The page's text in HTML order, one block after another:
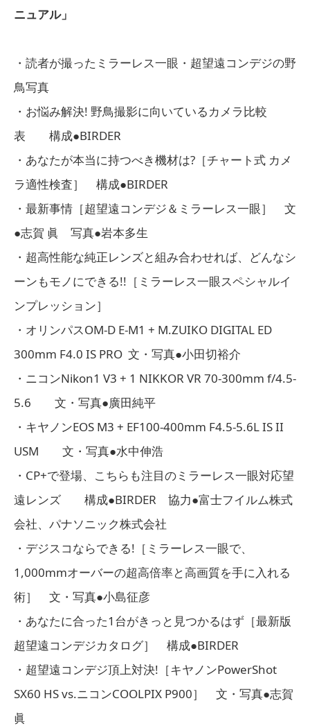
ニュアル」
・読者が撮ったミラーレス一眼・超望遠コンデジの野
鳥写真
・お悩み解決! 野鳥撮影に向いているカメラ比較
表 構成●BIRDER
・あなたが本当に持つべき機材は?［チャート式 カメ
ラ適性検査］ 構成●BIRDER
・最新事情［超望遠コンデジ＆ミラーレス一眼］ 文
●志賀 眞 写真●岩本多生
・超高性能な純正レンズと組み合わせれば、どんなシ
ーンもモノにできる!!［ミラーレス一眼スペシャルイ
ンプレッション］
・オリンパスOM-D E-M1 + M.ZUIKO DIGITAL ED
300mm F4.0 IS PRO 文・写真●小田切裕介
・ニコンNikon1 V3 + 1 NIKKOR VR 70-300mm f/4.5-
5.6 文・写真●廣田純平
・キヤノンEOS M3 + EF100-400mm F4.5-5.6L IS II
USM 文・写真●水中伸浩
・CP+で登場、こちらも注目のミラーレス一眼対応望
遠レンズ 構成●BIRDER 協力●富士フイルム株式
会社、パナソニック株式会社
・デジスコならできる!［ミラーレス一眼で、
1,000mmオーバーの超高倍率と高画質を手に入れる
術］ 文・写真●小島征彦
・あなたに合った1台がきっと見つかるはず［最新版
超望遠コンデジカタログ］ 構成●BIRDER
・超望遠コンデジ頂上対決!［キヤノンPowerShot
SX60 HS vs.ニコンCOOLPIX P900］ 文・写真●志賀
眞